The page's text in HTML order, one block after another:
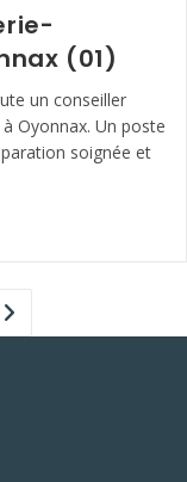
(01)
un conseiller
Oyonnax. Un poste
soignée et
Aller à la page suivante